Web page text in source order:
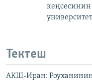
кеңсесинин
Тектеш
АКШ-Иран: